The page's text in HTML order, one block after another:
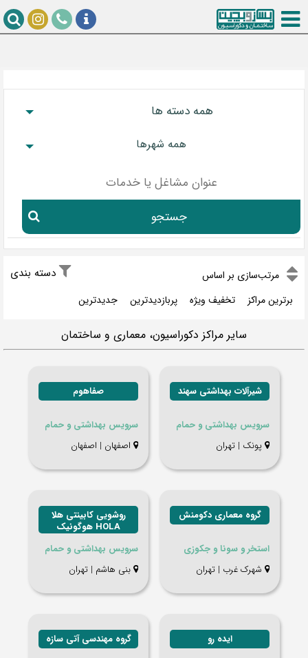
همه دسته ها
همه شهرها
جستجو
مر‌تب‌سازی بر اساس دسته بندی
برترین مراکز تخفیف ویژه پربازدیدترین جدیدترین
سایر مراکز دکوراسیون، معماری و ساختمان
شیرآلات بهداشتی سهند
سرویس بهداشتی و حمام
پونک | تهران
صفاهوم
سرویس بهداشتی و حمام
اصفهان | اصفهان
گروه معماری دکومنش
استخر و سونا و جکوزی
شهرک غرب | تهران
روشویی کابینتی هلا
HOLA هوگونیک
سرویس بهداشتی و حمام
بنی هاشم | تهران
ایده رو گروه مهندسی آتی سازه